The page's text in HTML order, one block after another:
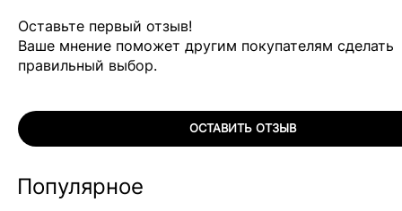
Оставьте первый отзыв!
Ваше мнение поможет другим покупателям сделать
правильный выбор.
ОСТАВИТЬ ОТЗЫВ
Популярное